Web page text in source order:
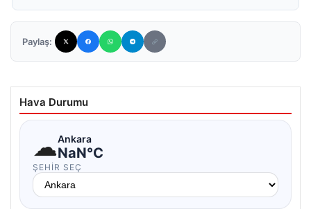
Paylaş:
Hava Durumu
☁Ankara
NaN°C
ŞEHIR SEÇ